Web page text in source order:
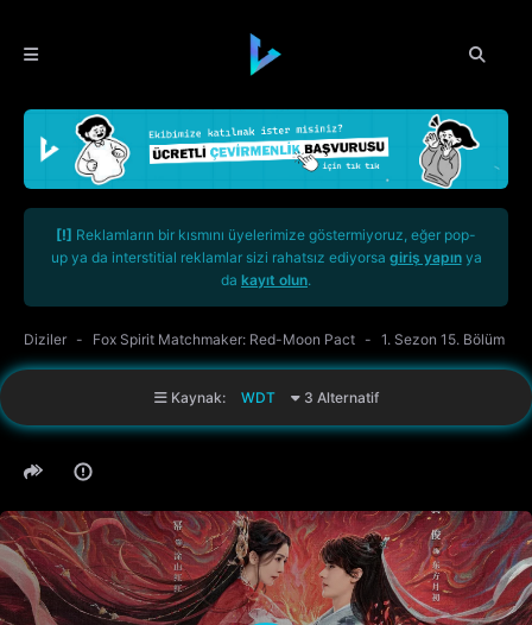
[!] Reklamların bir kısmını üyelerimize göstermiyoruz, eğer pop-
up ya da interstitial reklamlar sizi rahatsız ediyorsa giriş yapınya
da kayıt olun.
Diziler Fox Spirit Matchmaker: Red-Moon Pact 1. Sezon 15. Bölüm
Kaynak: WDT 3 Alternatif